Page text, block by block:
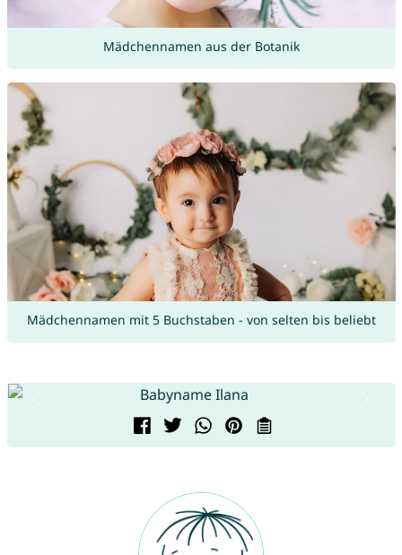
Mädchennamen aus der Botanik
Mädchennamen mit 5 Buchstaben - von selten bis beliebt